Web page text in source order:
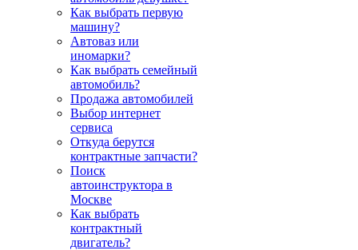
Как выбрать первую
машину?
Автоваз или
иномарки?
Как выбрать семейный
автомобиль?
Продажа автомобилей
Выбор интернет
сервиса
Откуда берутся
контрактные запчасти?
Поиск
автоинструктора в
Москве
Как выбрать
контрактный
двигатель?